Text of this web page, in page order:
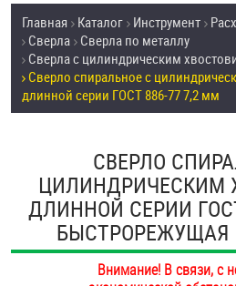
УСЛУГИ
СКИДКИ
ОПТ
ОПЛАТА И ДОСТАВКА
НАШИ МАГАЗИНЫ
Товары со скидкой
Анкеры
Антивандальный крепёж,
Болты и винты
Втулки
Гайки
Главная Каталог Инструмент
Сверла Сверла по металлу
Сверла с цилиндрическим
Сверло спиральное с
длинной серии ГОСТ 886-77 7,2 мм
СВЕРЛО
ЦИЛИНДРИЧЕСКИМ
ДЛИННОЙ СЕРИИ
БЫСТРОРЕЖУЩАЯ
Внимание! В связи, с